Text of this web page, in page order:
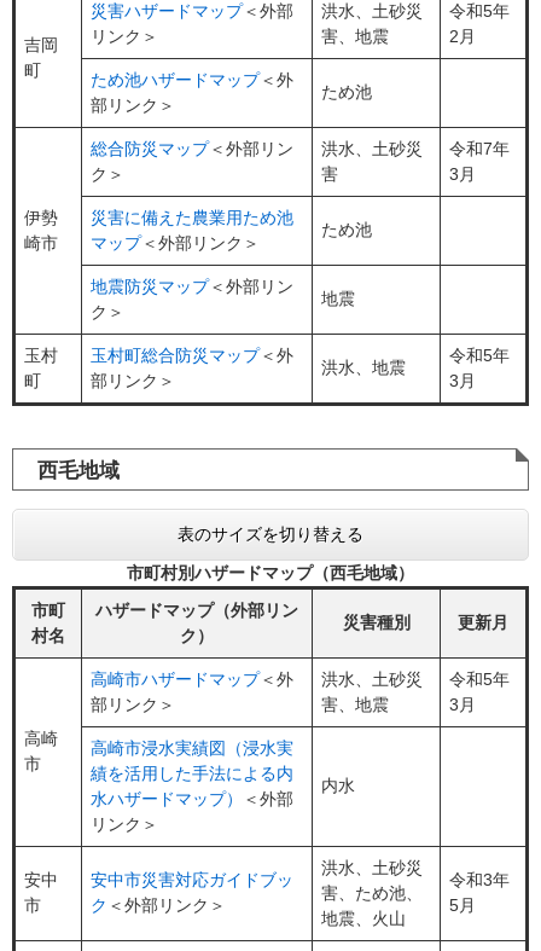
吉岡
町
災害ハザードマップ＜外部
リンク＞
洪水、土砂災
害、地震
令和5年
2月
ため池ハザードマップ＜外
部リンク＞
ため池
伊勢
崎市
総合防災マップ＜外部リン
ク＞
洪水、土砂災
害
令和7年
3月
災害に備えた農業用ため池
マップ＜外部リンク＞
ため池
地震防災マップ＜外部リン
ク＞
地震
玉村
町
玉村町総合防災マップ＜外
部リンク＞
洪水、地震
令和5年
3月
西毛地域
表のサイズを切り替える
市町村別ハザードマップ（西毛地域）
市町
村名
ハザードマップ（外部リン
ク）
災害種別 更新月
高崎
市
高崎市ハザードマップ＜外
部リンク＞
洪水、土砂災
害、地震
令和5年
3月
高崎市浸水実績図（浸水実
績を活用した手法による内
水ハザードマップ）
＜外部
リンク＞
内水
安中
市
安中市災害対応ガイドブッ
ク ＜外部リンク＞
洪水、土砂災
害、ため池、
地震、火山
令和3年
5月